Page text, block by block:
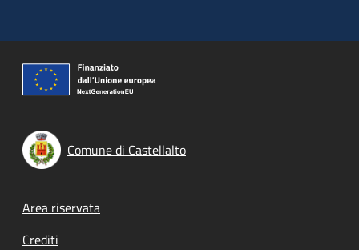
Comune di Castellalto
Footer menu
Area riservata
Crediti